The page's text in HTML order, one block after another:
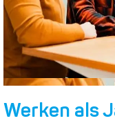
Werken als